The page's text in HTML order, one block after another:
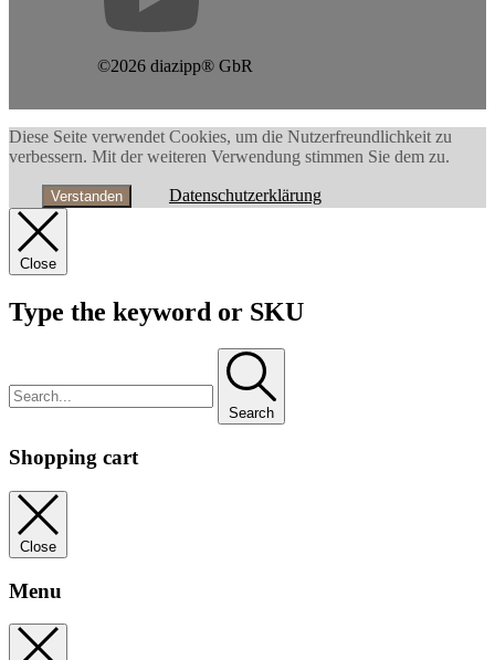
©2026 diazipp® GbR
Diese Seite verwendet Cookies, um die Nutzerfreundlichkeit zu
verbessern. Mit der weiteren Verwendung stimmen Sie dem zu.
Verstanden Datenschutzerklärung
Close
Type the keyword or SKU
Search
Shopping cart
Close
Menu